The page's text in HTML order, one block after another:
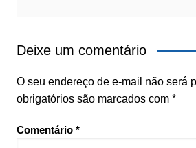
Deixe um comentário
O seu endereço de e-mail não será
obrigatórios são marcados com *
Comentário *